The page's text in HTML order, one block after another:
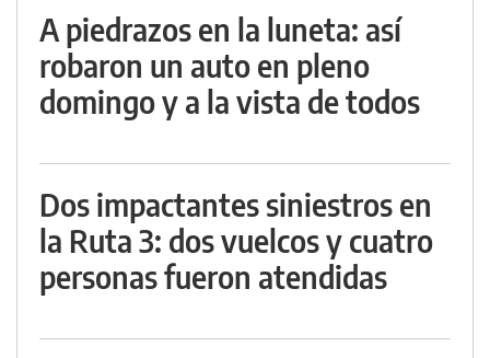
A piedrazos en la luneta: así
robaron un auto en pleno
domingo y a la vista de todos
Dos impactantes siniestros en
la Ruta 3: dos vuelcos y cuatro
personas fueron atendidas